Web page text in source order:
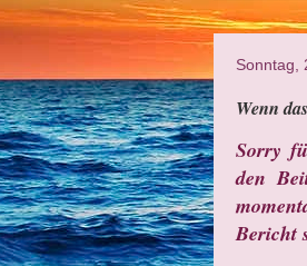
Sonntag,
Wenn
Sorry
den
Bericht